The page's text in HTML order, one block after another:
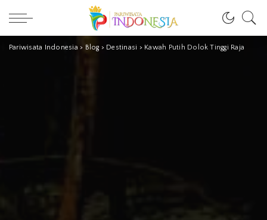
Pariwisata Indonesia > Blog > Destinasi > Kawah Putih Dolok Tinggi Raja